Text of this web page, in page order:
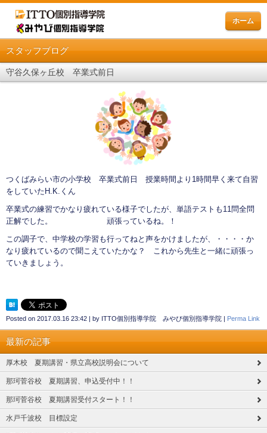
ホーム
スタッフブログ
守谷久保ヶ丘校 卒業式前日
つくばみらい市の小学校 卒業式前日 授業時間より1時間早く来て自習
をしていたH.K.くん
卒業式の練習でかなり疲れている様子でしたが、単語テストも11問全問
正解でした。 頑張っているね。！
この調子で、中学校の学習も行ってねと声をかけましたが、・・・・か
なり疲れているので聞こえていたかな？ これから先生と一緒に頑張っ
ていきましょう。
Posted on 2017.03.16 23:42 | by ITTO個別指導学院 みやび個別指導学院 | Perma Link
最新の記事
厚木校 夏期講習・県立高校説明会について
那珂菅谷校 夏期講習、申込受付中！！
那珂菅谷校 夏期講習受付スタート！！
水戸千波校 目標設定